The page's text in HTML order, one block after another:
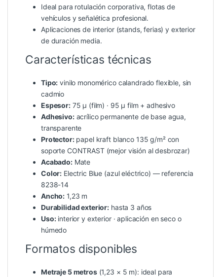
Ideal para rotulación corporativa, flotas de
vehículos y señalética profesional.
Aplicaciones de interior (stands, ferias) y exterior
de duración media.
Características técnicas
Tipo: vinilo monomérico calandrado flexible, sin
cadmio
Espesor:75 µ (film) · 95 µ film + adhesivo
Adhesivo:acrílico permanente de base agua,
transparente
Protector:papel kraft blanco 135 g/m² con
soporte CONTRAST (mejor visión al desbrozar)
Acabado:Mate
Color: Electric Blue (azul eléctrico) — referencia
8238-14
Ancho: 1,23 m
Durabilidad exterior: hasta 3 años
Uso:interior y exterior · aplicación en seco o
húmedo
Formatos disponibles
Metraje 5 metros(1,23 × 5 m): ideal para